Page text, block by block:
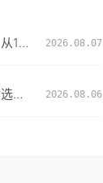
131
2026.08.07
2026.08.06